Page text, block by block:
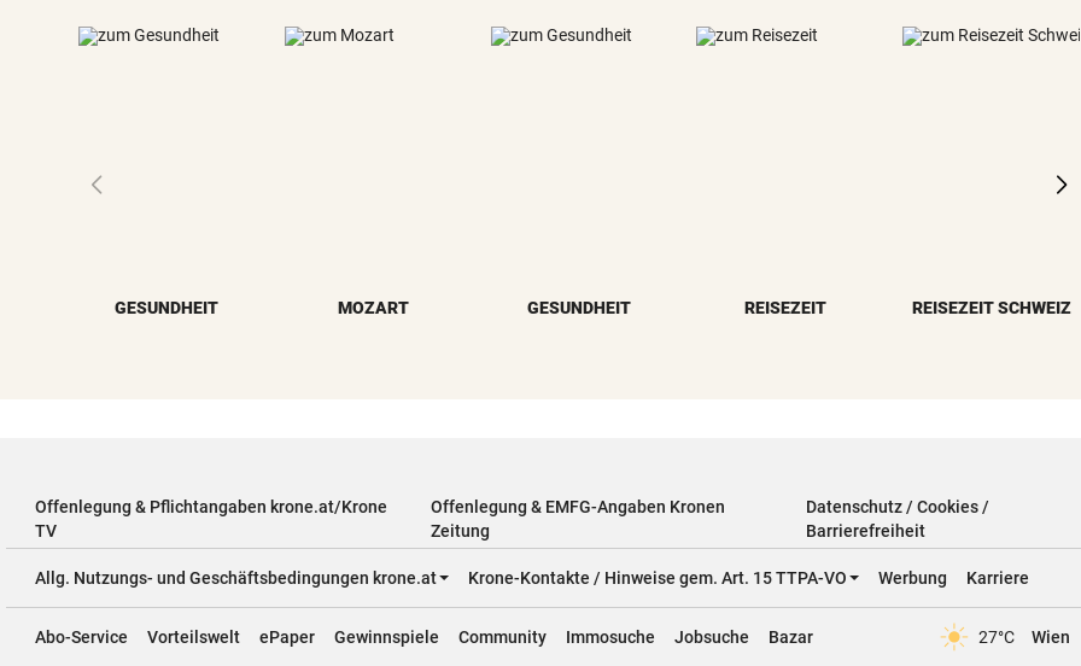
GESUNDHEIT MOZART GESUNDHEIT REISEZEIT REISEZEIT SCHWEIZ
Offenlegung & Pflichtangaben krone.at/Krone
TV
Offenlegung & EMFG-Angaben Kronen
Zeitung
Datenschutz / Cookies /
Barrierefreiheit
Allg. Nutzungs- und Geschäftsbedingungen krone.at Krone-Kontakte / Hinweise gem. Art. 15 TTPA-VO Werbung Karriere
Abo-Service Vorteilswelt ePaper Gewinnspiele Community Immosuche Jobsuche Bazar 27°C Wien